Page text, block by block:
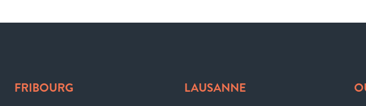
FRIBOURG LAUSANNE